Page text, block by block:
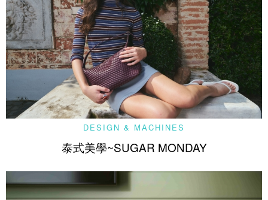
DESIGN & MACHINES
泰式美學~SUGAR MONDAY